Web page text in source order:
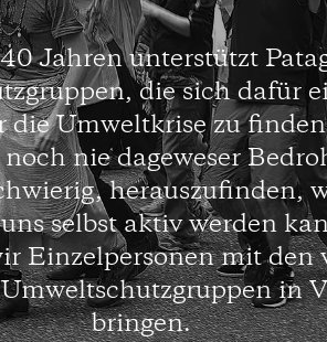
Jahren unterstützt
die sich dafür
die Umweltkrise zu
nie dageweser
herauszufinden,
selbst aktiv werden
Einzelpersonen mit den
in
bringen.